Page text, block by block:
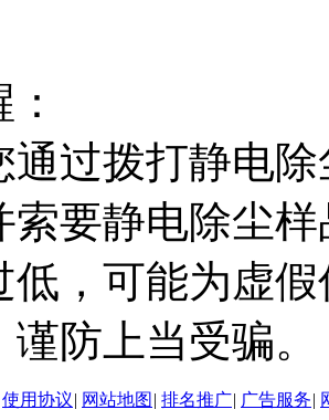
通过拨打静电
索要静电除尘
低，可能为虚
防上当受骗。
使用协议| 网站地图 | 排名推广| 广告服务|